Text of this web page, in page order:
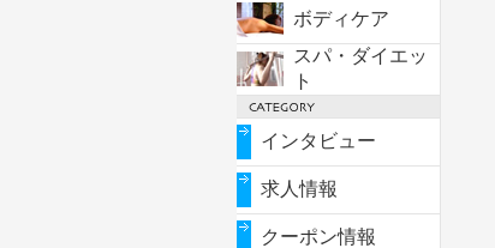
ボディケア
スパ・ダイエッ
ト
インタビュー
求人情報
クーポン情報